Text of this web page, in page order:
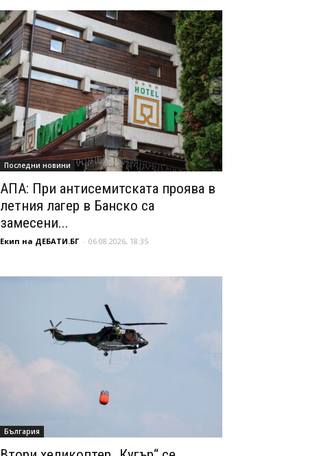
Последни новини
АПА: При антисемитската проява в
летния лагер в Банско са
замесени...
Екип на ДЕБАТИ.БГ - 06.08.2026, 18:35
България